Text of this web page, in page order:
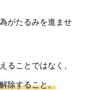
がたるみを進ませ
ることではなく、
除すること。